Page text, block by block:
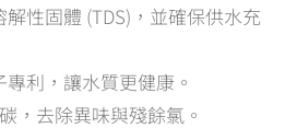
性固體 (TDS)，並確保供水充
專利，讓水質更健康。
，去除異味與殘餘氯。